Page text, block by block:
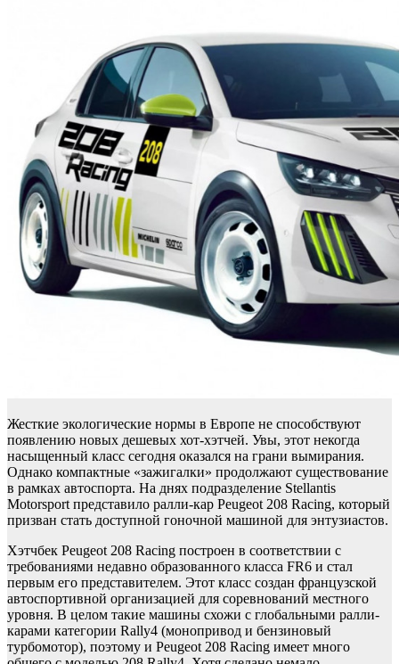
Жесткие экологические нормы в Европе не способствуют
появлению новых дешевых хот-хэтчей. Увы, этот некогда
насыщенный класс сегодня оказался на грани вымирания.
Однако компактные «зажигалки» продолжают существование
в рамках автоспорта. На днях подразделение Stellantis
Motorsport представило ралли-кар Peugeot 208 Racing, который
призван стать доступной гоночной машиной для энтузиастов.
Хэтчбек Peugeot 208 Racing построен в соответствии с
требованиями недавно образованного класса FR6 и стал
первым его представителем. Этот класс создан французской
автоспортивной организацией для соревнований местного
уровня. В целом такие машины схожи с глобальными ралли-
карами категории Rally4 (монопривод и бензиновый
турбомотор), поэтому и Peugeot 208 Racing имеет много